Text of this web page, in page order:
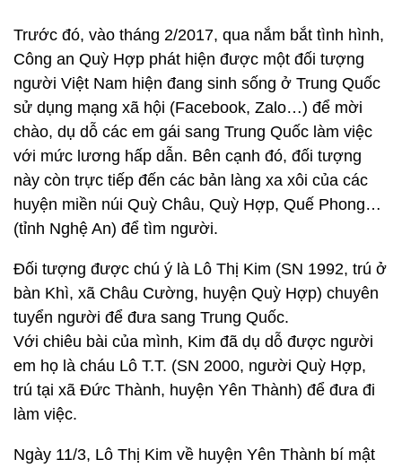
Trước đó, vào tháng 2/2017, qua nắm bắt tình hình,
Công an Quỳ Hợp phát hiện được một đối tượng
người Việt Nam hiện đang sinh sống ở Trung Quốc
sử dụng mạng xã hội (Facebook, Zalo…) để mời
chào, dụ dỗ các em gái sang Trung Quốc làm việc
với mức lương hấp dẫn. Bên cạnh đó, đối tượng
này còn trực tiếp đến các bản làng xa xôi của các
huyện miền núi Quỳ Châu, Quỳ Hợp, Quế Phong…
(tỉnh Nghệ An) để tìm người.
Đối tượng được chú ý là Lô Thị Kim (SN 1992, trú ở
bàn Khì, xã Châu Cường, huyện Quỳ Hợp) chuyên
tuyển người để đưa sang Trung Quốc.
Với chiêu bài của mình, Kim đã dụ dỗ được người
em họ là cháu Lô T.T. (SN 2000, người Quỳ Hợp,
trú tại xã Đức Thành, huyện Yên Thành) để đưa đi
làm việc.
Ngày 11/3, Lô Thị Kim về huyện Yên Thành bí mật